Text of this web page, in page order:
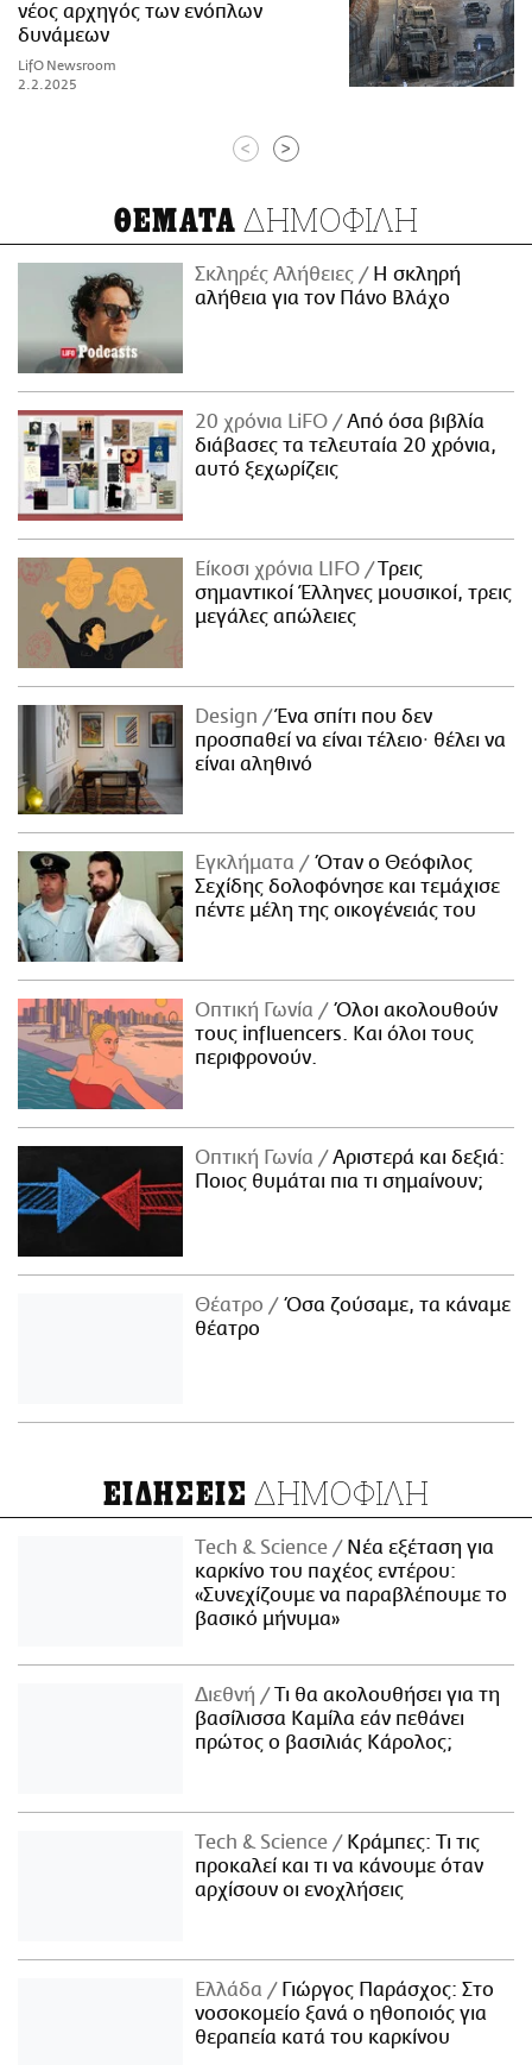
νέος αρχηγός των ενόπλων
δυνάμεων
LifO Newsroom
2.2.2025
< >
ΘΕΜΑΤΑ ΔΗΜΟΦΙΛΗ
Σκληρές Αλήθειες
H σκληρή
αλήθεια για τον Πάνο Βλάχο
20 χρόνια LiFO
Από όσα βιβλία
διάβασες τα τελευταία 20 χρόνια,
αυτό ξεχωρίζεις
Είκοσι χρόνια LIFO
Tρεις
σημαντικοί Έλληνες μουσικοί, τρεις
μεγάλες απώλειες
Design
Ένα σπίτι που δεν
προσπαθεί να είναι τέλειο· θέλει να
είναι αληθινό
Εγκλήματα
Όταν ο Θεόφιλος
Σεχίδης δολοφόνησε και τεμάχισε
πέντε μέλη της οικογένειάς του
Οπτική Γωνία
Όλοι ακολουθούν
τους influencers. Και όλοι τους
περιφρονούν.
Οπτική Γωνία
Αριστερά και δεξιά:
Ποιος θυμάται πια τι σημαίνουν;
Θέατρο
Όσα ζούσαμε, τα κάναμε
θέατρο
ΕΙΔΗΣΕΙΣ ΔΗΜΟΦΙΛΗ
Τech & Science
Νέα εξέταση για
καρκίνο του παχέος εντέρου:
«Συνεχίζουμε να παραβλέπουμε το
βασικό μήνυμα»
Διεθνή
Τι θα ακολουθήσει για τη
βασίλισσα Καμίλα εάν πεθάνει
πρώτος ο βασιλιάς Κάρολος;
Τech & Science
Κράμπες: Τι τις
προκαλεί και τι να κάνουμε όταν
αρχίσουν οι ενοχλήσεις
Ελλάδα
Γιώργος Παράσχος: Στο
νοσοκομείο ξανά ο ηθοποιός για
θεραπεία κατά του καρκίνου